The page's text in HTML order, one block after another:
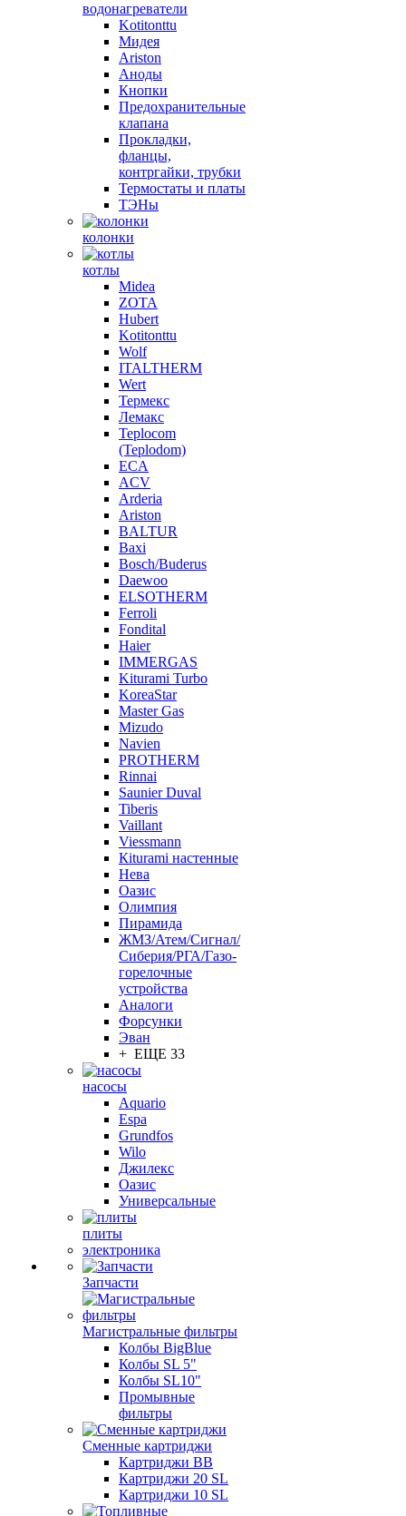
водонагреватели
Kotitonttu
Мидея
Ariston
Аноды
Кнопки
Предохранительные
клапана
Прокладки,
фланцы,
контргайки, трубки
Термостаты и платы
ТЭНы
колонки
котлы
Midea
ZOTA
Hubert
Kotitonttu
Wolf
ITALTHERM
Wert
Термекс
Лемакс
Teplocom
(Teplodom)
ECA
ACV
Arderia
Ariston
BALTUR
Baxi
Bosch/Buderus
Daewoo
ELSOTHERM
Ferroli
Fondital
Haier
IMMERGAS
Kiturami Turbo
KoreaStar
Master Gas
Mizudo
Navien
PROTHERM
Rinnai
Saunier Duval
Tiberis
Vaillant
Viessmann
Кiturami настенные
Нева
Оазис
Олимпия
Пирамида
ЖМЗ/Атем/Сигнал/
Сиберия/РГА/Газо-
горелочные
устройства
Aналоги
Форсунки
Эван
+ ЕЩЕ 33
насосы
Aquario
Espa
Grundfos
Wilo
Джилекс
Оазис
Универсальные
плиты
электроника
Запчасти
Магистральные фильтры
Колбы BigBlue
Колбы SL 5"
Колбы SL10"
Промывные
фильтры
Сменные картриджи
Картриджи BB
Картриджи 20 SL
Картриджи 10 SL